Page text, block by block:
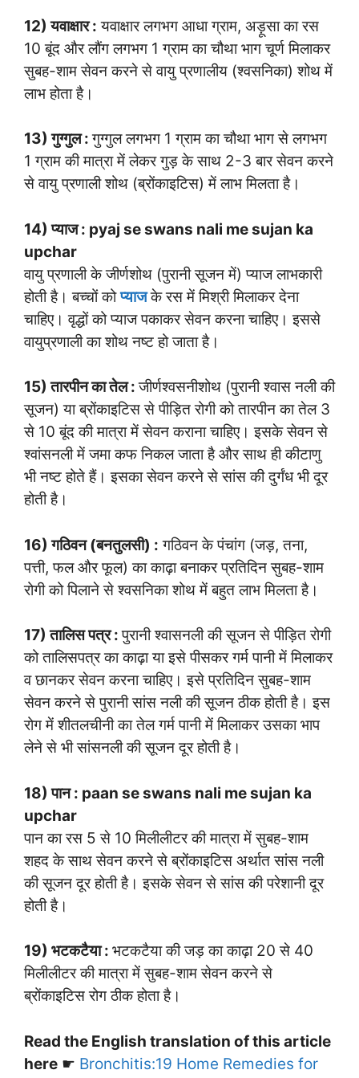
12) यवाक्षार : यवाक्षार लगभग आधा ग्राम, अड़ूसा का रस
10 बूंद और लौंग लगभग 1 ग्राम का चौथा भाग चूर्ण मिलाकर
सुबह-शाम सेवन करने से वायु प्रणालीय (श्वसनिका) शोथ में
लाभ होता है।
13) गुग्गुल :गुग्गुल लगभग 1 ग्राम का चौथा भाग से लगभग
1 ग्राम की मात्रा में लेकर गुड़ के साथ 2-3 बार सेवन करने
से वायु प्रणाली शोथ (ब्रोंकाइटिस) में लाभ मिलता है।
14) प्याज : pyaj se swans nali me sujan ka
upchar
वायु प्रणाली के जीर्णशोथ (पुरानी सूजन में) प्याज लाभकारी
होती है। बच्चों कोप्याजके रस में मिश्री मिलाकर देना
चाहिए। वृद्धों को प्याज पकाकर सेवन करना चाहिए। इससे
वायुप्रणाली का शोथ नष्ट हो जाता है।
15) तारपीन का तेल :जीर्णश्वसनीशोथ (पुरानी श्वास नली की
सूजन) या ब्रोंकाइटिस से पीड़ित रोगी को तारपीन का तेल 3
से 10 बूंद की मात्रा में सेवन कराना चाहिए। इसके सेवन से
श्वांसनली में जमा कफ निकल जाता है और साथ ही कीटाणु
भी नष्ट होते हैं। इसका सेवन करने से सांस की दुर्गंध भी दूर
होती है।
16) गठिवन (बनतुलसी) : गठिवन के पंचांग (जड़, तना,
पत्ती, फल और फूल) का काढ़ा बनाकर प्रतिदिन सुबह-शाम
रोगी को पिलाने से श्वसनिका शोथ में बहुत लाभ मिलता है।
17) तालिस पत्र :पुरानी श्वासनली की सूजन से पीड़ित रोगी
को तालिसपत्र का काढ़ा या इसे पीसकर गर्म पानी में मिलाकर
व छानकर सेवन करना चाहिए। इसे प्रतिदिन सुबह-शाम
सेवन करने से पुरानी सांस नली की सूजन ठीक होती है। इस
रोग में शीतलचीनी का तेल गर्म पानी में मिलाकर उसका भाप
लेने से भी सांसनली की सूजन दूर होती है।
18) पान : paan se swans nali me sujan ka
upchar
पान का रस 5 से 10 मिलीलीटर की मात्रा में सुबह-शाम
शहद के साथ सेवन करने से ब्रोंकाइटिस अर्थात सांस नली
की सूजन दूर होती है। इसके सेवन से सांस की परेशानी दूर
होती है।
19) भटकटैया : भटकटैया की जड़ का काढ़ा 20 से 40
मिलीलीटर की मात्रा में सुबह-शाम सेवन करने से
ब्रोंकाइटिस रोग ठीक होता है।
Read the English translation of this article
here ☛ Bronchitis:19 Home Remedies for